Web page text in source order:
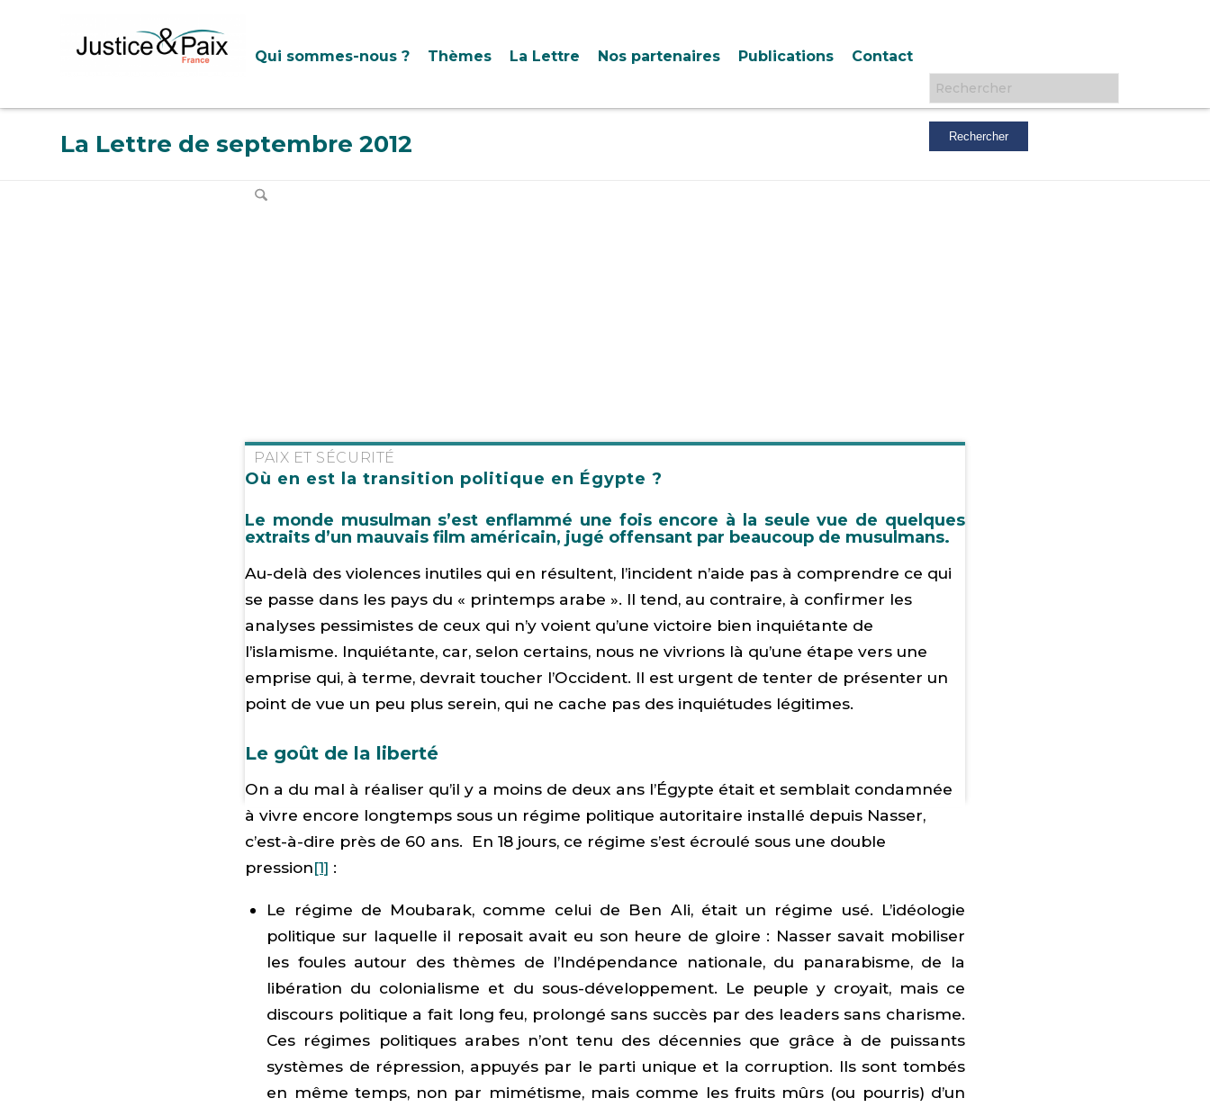
Qui sommes-nous ? Thèmes La Lettre Nos partenaires Publications Contact
Rechercher :
La Lettre de septembre 2012
Où en est la transition politique en Égypte ?
PAIX ET SÉCURITÉ
Le monde musulman s’est enflammé une fois encore à la seule vue de quelques
extraits d’un mauvais film américain, jugé offensant par beaucoup de musulmans.
Au-delà des violences inutiles qui en résultent, l’incident n’aide pas à comprendre ce qui
se passe dans les pays du « printemps arabe ». Il tend, au contraire, à confirmer les
analyses pessimistes de ceux qui n’y voient qu’une victoire bien inquiétante de
l’islamisme. Inquiétante, car, selon certains, nous ne vivrions là qu’une étape vers une
emprise qui, à terme, devrait toucher l’Occident. Il est urgent de tenter de présenter un
point de vue un peu plus serein, qui ne cache pas des inquiétudes légitimes.
Le goût de la liberté
On a du mal à réaliser qu’il y a moins de deux ans l’Égypte était et semblait condamnée
à vivre encore longtemps sous un régime politique autoritaire installé depuis Nasser,
c’est-à-dire près de 60 ans. En 18 jours, ce régime s’est écroulé sous une double
pression[1] :
Le régime de Moubarak, comme celui de Ben Ali, était un régime usé. L’idéologie
politique sur laquelle il reposait avait eu son heure de gloire : Nasser savait mobiliser
les foules autour des thèmes de l’Indépendance nationale, du panarabisme, de la
libération du colonialisme et du sous-développement. Le peuple y croyait, mais ce
discours politique a fait long feu, prolongé sans succès par des leaders sans charisme.
Ces régimes politiques arabes n’ont tenu des décennies que grâce à de puissants
systèmes de répression, appuyés par le parti unique et la corruption. Ils sont tombés
en même temps, non par mimétisme, mais comme les fruits mûrs (ou pourris) d’un